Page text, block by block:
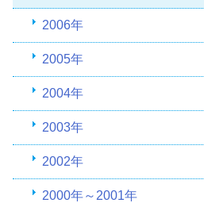
2006年
2005年
2004年
2003年
2002年
2000年～2001年